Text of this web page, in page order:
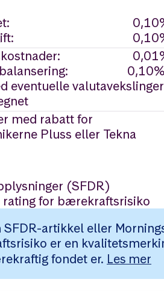
eventuelle valutavekslinger
med rabatt for
Pluss eller Tekna
(SFDR)
rating for bærekraftsrisiko
SFDR-artikkel eller
er en
fondet er. Les mer